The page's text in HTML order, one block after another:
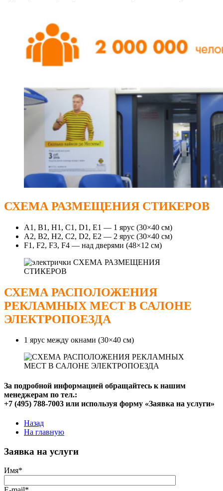
СХЕМА РАЗМЕЩЕНИЯ СТИКЕРОВ
А1, В1, Н1, С1, D1, E1 — 1 ярус (30×40 cм)
А2, В2, Н2, С2, D2, E2 — 2 ярус (30×40 cм)
F1, F2, F3, F4 — над дверями (48×12 см)
СХЕМА РАСПОЛОЖЕНИЯ
РЕКЛАМНЫХ МЕСТ В САЛОНЕ
ЭЛЕКТРОПОЕЗДА
1 ярус между окнами (30×40 см)
За подробной информацией обращайтесь к нашим
менеджерам по тел.:
+7 (495) 788-7003 или используя форму «Заявка на услуги»
Назад
На главную
Заявка на услуги
Имя*